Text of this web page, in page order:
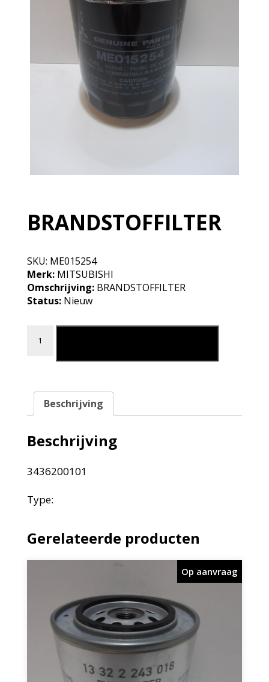
BRANDSTOFFILTER
SKU: ME015254
Merk:MITSUBISHI
Omschrijving:BRANDSTOFFILTER
Status:Nieuw
BRANDSTOFFILTER aantal
Beschrijving
Beschrijving
3436200101
Type:
Gerelateerde producten
Op aanvraag